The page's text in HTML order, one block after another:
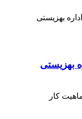
بهزیستی